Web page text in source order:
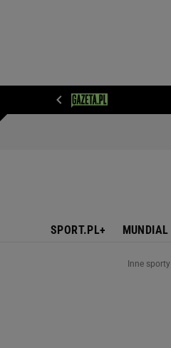
SPORT.PL+ MUNDIAL
Inne sporty